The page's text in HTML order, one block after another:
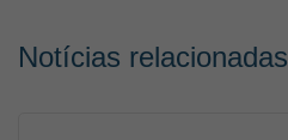
Notícias relacionadas